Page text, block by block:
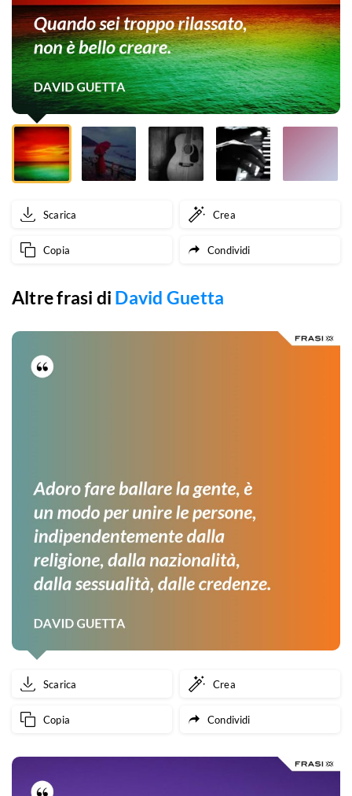
creare.
Scarica Crea
Copia Condividi
Altre frasi di David Guetta
Scarica Crea
Copia Condividi